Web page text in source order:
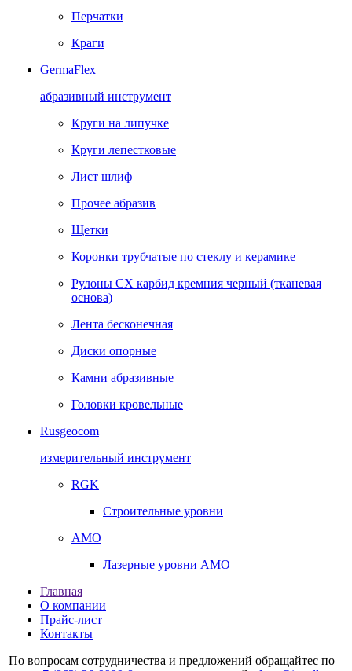
Перчатки
Краги
GermaFlex
абразивный инструмент
Круги на липучке
Круги лепестковые
Лист шлиф
Прочее абразив
Щетки
Коронки трубчатые по стеклу и керамике
Рулоны CX карбид кремния черный (тканевая
основа)
Лента бесконечная
Диски опорные
Камни абразивные
Головки кровельные
Rusgeocom
измерительный инструмент
RGK
Строительные уровни
AMO
Лазерные уровни AMO
Главная
О компании
Прайс-лист
Контакты
По вопросам сотрудничества и предложений обращайтес по